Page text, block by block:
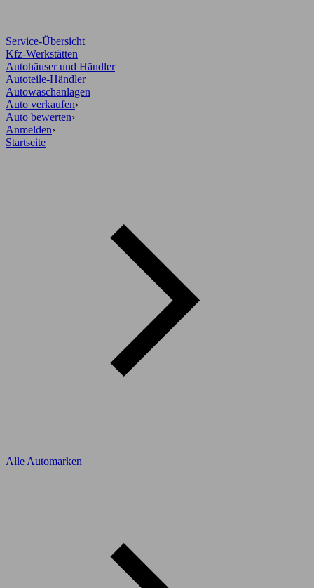
Service-Übersicht
Kfz-Werkstätten
Autohäuser und Händler
Autoteile-Händler
Autowaschanlagen
Auto verkaufen›
Auto bewerten›
Anmelden›
Startseite
Alle Automarken